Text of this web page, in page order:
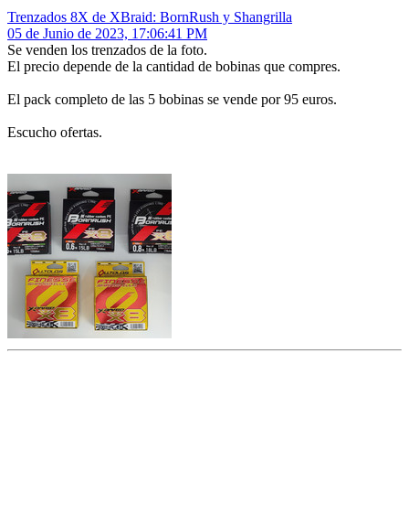
Trenzados 8X de XBraid: BornRush y Shangrilla
05 de Junio de 2023, 17:06:41 PM
Se venden los trenzados de la foto.
El precio depende de la cantidad de bobinas que compres.
El pack completo de las 5 bobinas se vende por 95 euros.
Escucho ofertas.